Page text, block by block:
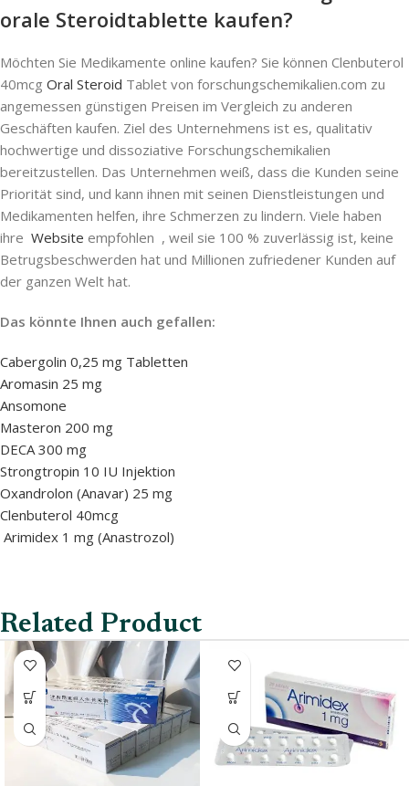
orale Steroidtablette kaufen?
Möchten Sie Medikamente online kaufen? Sie können Clenbuterol
40mcg Oral Steroid Tablet von forschungschemikalien.com zu
angemessen günstigen Preisen im Vergleich zu anderen
Geschäften kaufen. Ziel des Unternehmens ist es, qualitativ
hochwertige und dissoziative Forschungschemikalien
bereitzustellen. Das Unternehmen weiß, dass die Kunden seine
Priorität sind, und kann ihnen mit seinen Dienstleistungen und
Medikamenten helfen, ihre Schmerzen zu lindern. Viele haben
ihre Website empfohlen , weil sie 100 % zuverlässig ist, keine
Betrugsbeschwerden hat und Millionen zufriedener Kunden auf
der ganzen Welt hat.
Das könnte Ihnen auch gefallen:
Cabergolin 0,25 mg Tabletten
Aromasin 25 mg
Ansomone
Masteron 200 mg
DECA 300 mg
Strongtropin 10 IU Injektion
Oxandrolon (Anavar) 25 mg
Clenbuterol 40mcg
Arimidex 1 mg (Anastrozol)
Related Product